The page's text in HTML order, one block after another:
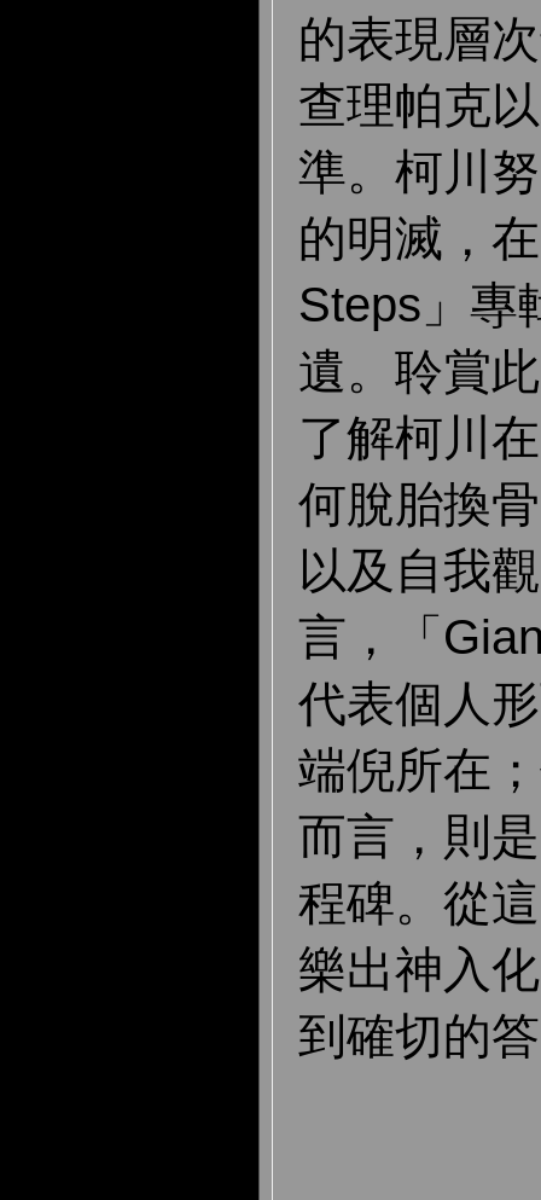
的表現層
查理帕克
準。柯川
的明滅，
Steps」專
遺。聆賞
了解柯川
何脫胎換
以及自我
言，「
代表個人
端倪所在
而言，則
程碑。從
樂出神入
到確切的